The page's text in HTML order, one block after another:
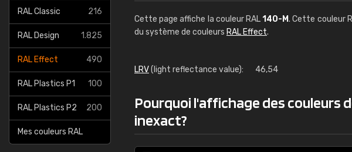
RAL Classic 216
RAL Design 1.825
RAL Effect 490
RAL Plastics P1 100
RAL Plastics P2 200
Mes couleurs RAL
Cette page affiche la couleur RAL140-M. Cette couleur
du système de couleurs RAL Effect.
LRV(light reflectance value): 46,54
Pourquoi l'affichage des couleurs
inexact?